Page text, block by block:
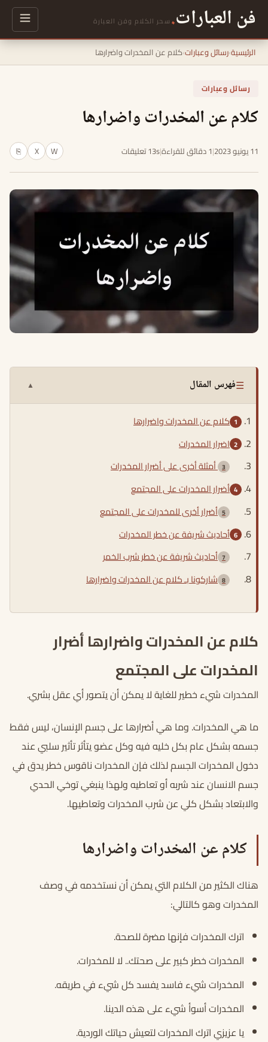
فن العبارات. سحر الكلام وفن العبارة
الرئيسية›رسائل وعبارات›كلام عن المخدرات واضرارها
رسائل وعبارات
كلام عن المخدرات واضرارها
11 يونيو 2023 |1 دقائق للقراءة |13s تعليقات W
X
⎘
☰فهرس المقال ▲
كلام عن المخدرات واضرارها
اضرار المخدرات
أمثلة أخرى على أضرار المخدرات
أضرار المخدرات على المجتمع
أضرار أخرى للمخدرات على المجتمع
أحاديث شريفة عن خطر المخدرات
أحاديث شريفة عن خطر شرب الخمر
شاركونا بـ كلام عن المخدرات واضرارها
كلام عن المخدرات واضرارها أضرار
المخدرات على المجتمع
المخدرات شيء خطير للغاية لا يمكن أن يتصور أي عقل بشري.
ما هي المخدرات. وما هي أضرارها على جسم الإنسان، ليس فقط
جسمه بشكل عام بكل خليه فيه وكل عضو يتأثر تأثير سلبي عند
دخول المخدرات الجسم لذلك فإن المخدرات ناقوس خطر يدق في
جسم الانسان عند شربه أو تعاطيه ولهذا ينبغي توخي الحدي
والابتعاد بشكل كلي عن شرب المخدرات وتعاطيها.
كلام عن المخدرات واضرارها
هناك الكثير من الكلام التي يمكن أن نستخدمه في وصف
المخدرات وهو كالتالي:
اترك المخدرات فإنها مضرة للصحة.
المخدرات خطر كبير على صحتك.. لا للمخدرات.
المخدرات شيء فاسد يفسد كل شيء في طريقه.
المخدرات أسوأ شيء على هذه الدينا.
يا عزيزي اترك المخدرات لتعيش حياتك الوردية.